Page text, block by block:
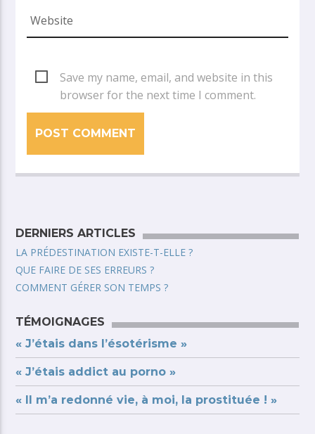
Save my name, email, and website in this
browser for the next time I comment.
DERNIERS ARTICLES
LA PRÉDESTINATION EXISTE-T-ELLE ?
QUE FAIRE DE SES ERREURS ?
COMMENT GÉRER SON TEMPS ?
TÉMOIGNAGES
« J’étais dans l’ésotérisme »
« J’étais addict au porno »
« Il m’a redonné vie, à moi, la prostituée ! »